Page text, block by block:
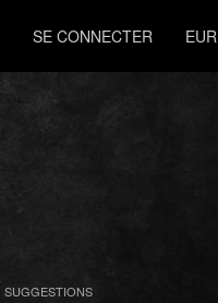
SE CONNECTER EUR
SUGGESTIONS